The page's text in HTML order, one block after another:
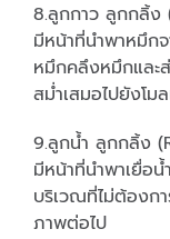
8.ลูกกาว ลูกกลิ้ง
มีหน้าที่นำพาหมึก
หมึกคลึงหมึกและ
สม่ำเสมอไปยังโ
9.ลูกน้ำ ลูกกลิ้ง
มีหน้าที่นำพาเยื่อน้
บริเวณที่ไม่ต้องก
ภาพต่อไป